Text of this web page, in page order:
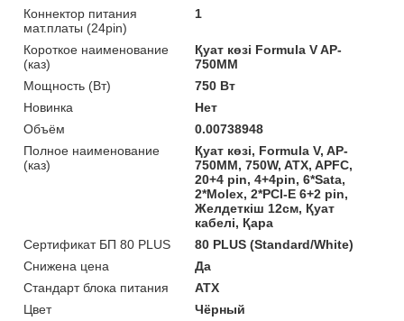
Коннектор питания
мат.платы (24pin)
1
Короткое наименование
(каз)
Қуат көзі Formula V AP-
750MM
Мощность (Bт)
750 Вт
Новинка
Нет
Объём
0.00738948
Полное наименование
(каз)
Қуат көзі, Formula V, AP-
750MM, 750W, ATX, APFC,
20+4 pin, 4+4pin, 6*Sata,
2*Molex, 2*PCI-E 6+2 pin,
Желдеткіш 12см, Қуат
кабелі, Қара
Сертификат БП 80 PLUS
80 PLUS (Standard/White)
Снижена цена
Да
Стандарт блока питания
ATX
Цвет
Чёрный